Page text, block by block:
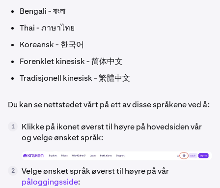
Bengali - বাংলা
Thai - ภาษาไทย
Koreansk - 한국어
Forenklet kinesisk - 简体中文
Tradisjonell kinesisk - 繁體中文
Du kan se nettstedet vårt på ett av disse språkene ved å:
1
Klikke på ikonet øverst til høyre på hovedsiden vår
og velge ønsket språk:
2
Velge ønsket språk øverst til høyre på vår
påloggingsside: